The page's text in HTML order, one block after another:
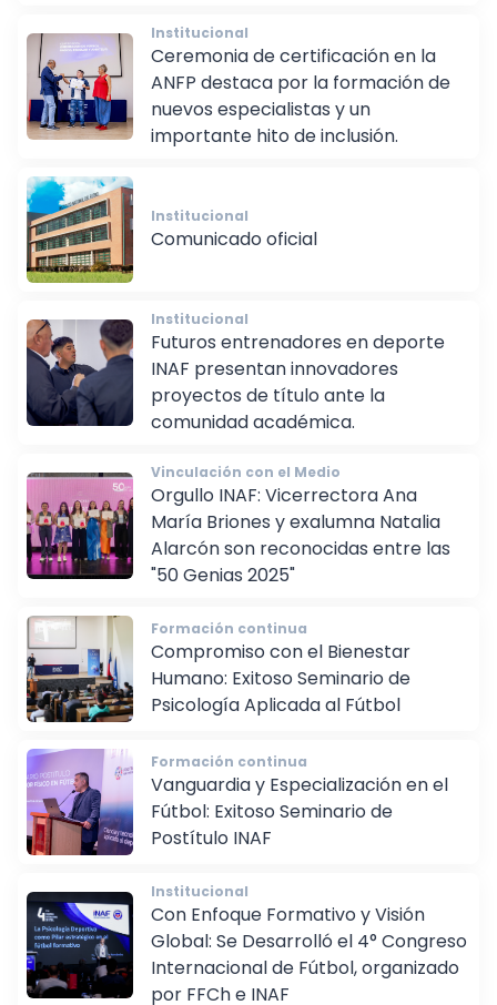
Institucional
Ceremonia de certificación en la
ANFP destaca por la formación de
nuevos especialistas y un
importante hito de inclusión.
Institucional
Institucional
Futuros entrenadores en deporte
INAF presentan innovadores
proyectos de título ante la
Vinculación con el Medio
Orgullo INAF: Vicerrectora Ana
María Briones y exalumna Natalia
Alarcón son reconocidas entre las
Formación continua
Compromiso con el Bienestar
Humano: Exitoso Seminario de
Psicología Aplicada al Fútbol
Formación continua
Vanguardia y Especialización en el
Fútbol: Exitoso Seminario de
Institucional
Con Enfoque Formativo y Visión
Global: Se Desarrolló el 4° Congreso
Internacional de Fútbol, organizado